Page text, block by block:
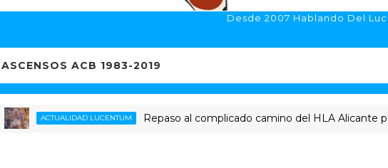
Desde 2007 Hablando Del
ASCENSOS ACB 1983-2019
ACTUALIDAD LUCENTUM Repaso al complicado camino del HLA Alicante para